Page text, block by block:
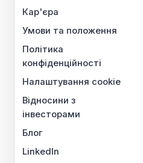
Кар'єра
Умови та положення
Політика
конфіденційності
Налаштування cookie
Відносини з
інвесторами
Блог
LinkedIn